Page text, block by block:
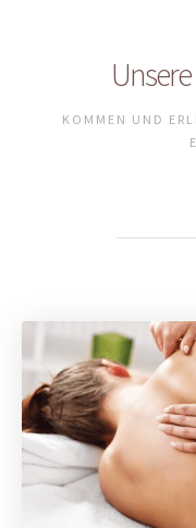
KOMMEN UND